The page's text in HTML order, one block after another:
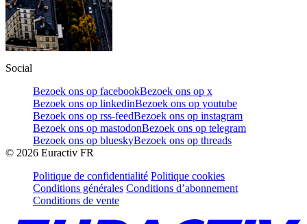
Social
Bezoek ons op facebookBezoek ons op x
Bezoek ons op linkedinBezoek ons op youtube
Bezoek ons op rss-feedBezoek ons op instagram
Bezoek ons op mastodonBezoek ons op telegram
Bezoek ons op blueskyBezoek ons op threads
© 2026 Euractiv FR
Politique de confidentialité Politique cookies
Conditions générales Conditions d’abonnement
Conditions de vente